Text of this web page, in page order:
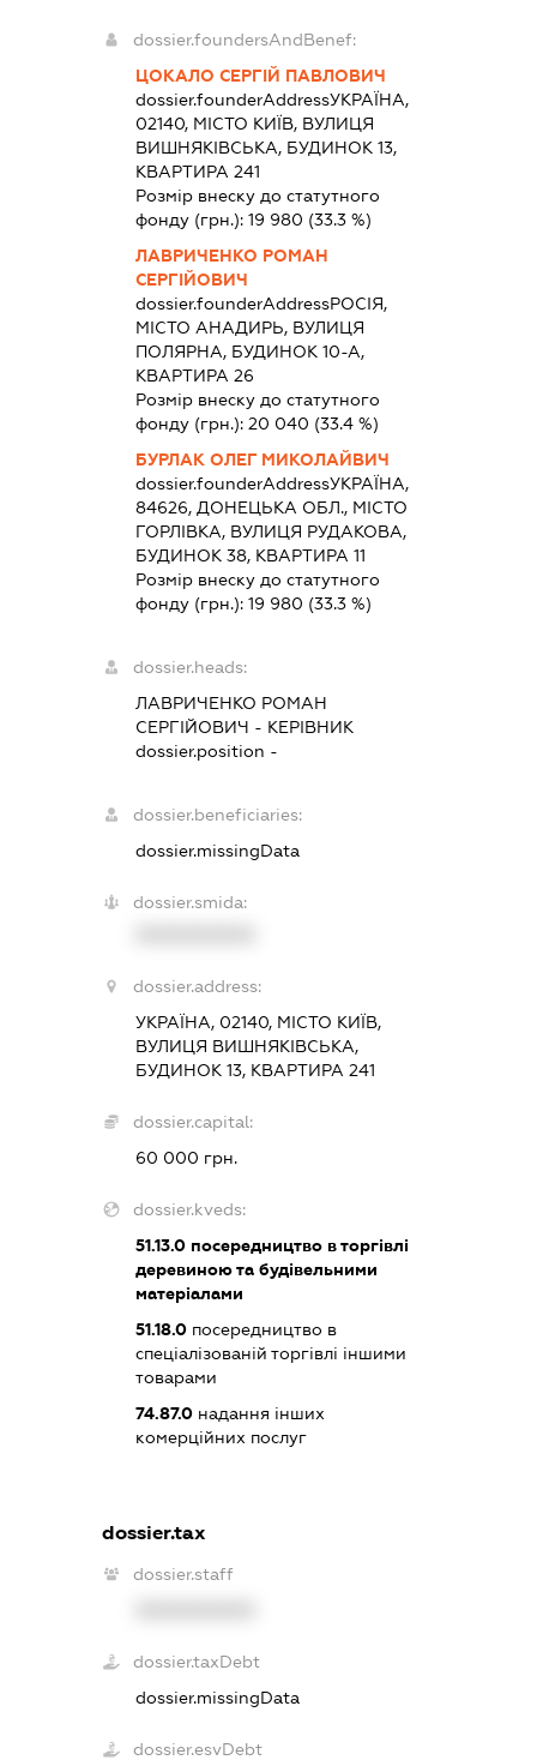
dossier.foundersAndBenef:
ЦОКАЛО СЕРГІЙ ПАВЛОВИЧ
dossier.founderAddressУКРАЇНА,
02140, МІСТО КИЇВ, ВУЛИЦЯ
ВИШНЯКІВСЬКА, БУДИНОК 13,
КВАРТИРА 241
Розмір внеску до статутного
фонду (грн.): 19 980 (33.3 %)
ЛАВРИЧЕНКО РОМАН
СЕРГІЙОВИЧ
dossier.founderAddressРОСІЯ,
МІСТО АНАДИРЬ, ВУЛИЦЯ
ПОЛЯРНА, БУДИНОК 10-А,
КВАРТИРА 26
Розмір внеску до статутного
фонду (грн.): 20 040 (33.4 %)
БУРЛАК ОЛЕГ МИКОЛАЙВИЧ
dossier.founderAddressУКРАЇНА,
84626, ДОНЕЦЬКА ОБЛ., МІСТО
ГОРЛІВКА, ВУЛИЦЯ РУДАКОВА,
БУДИНОК 38, КВАРТИРА 11
Розмір внеску до статутного
фонду (грн.): 19 980 (33.3 %)
dossier.heads:
ЛАВРИЧЕНКО РОМАН
СЕРГІЙОВИЧ - КЕРІВНИК
dossier.position -
dossier.beneficiaries:
dossier.missingData
dossier.smida:
dossier.address:
УКРАЇНА, 02140, МІСТО КИЇВ,
ВУЛИЦЯ ВИШНЯКІВСЬКА,
БУДИНОК 13, КВАРТИРА 241
dossier.capital:
60 000 грн.
dossier.kveds:
51.13.0посередництво в торгівлі
деревиною та будівельними
матеріалами
51.18.0посередництво в
спеціалізованій торгівлі іншими
товарами
74.87.0надання інших
комерційних послуг
dossier.tax
dossier.staff
dossier.taxDebt
dossier.missingData
dossier.esvDebt